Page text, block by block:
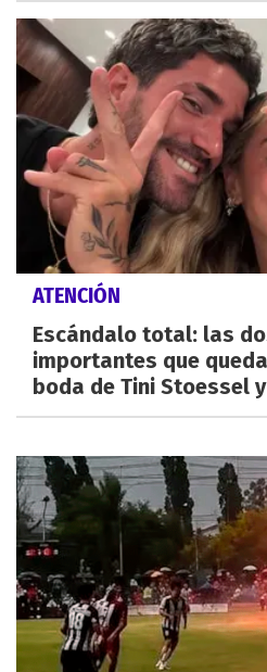
ATENCIÓN
Escándalo total: las
importantes que
boda de Tini Stoessel